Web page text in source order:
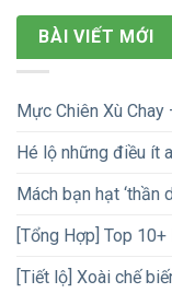
BÀI VIẾT MỚI
Mực Chiên Xù
Hé lộ những điều ít
Mách bạn hạt ‘thần
[Tổng Hợp] Top
[Tiết lộ] Xoài chế